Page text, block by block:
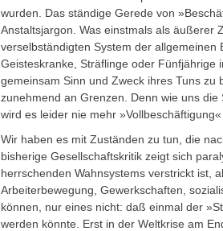
wurden. Das ständige Gerede von
Anstaltsjargon. Was einstmals als äußerer
verselbständigten System der
Geisteskranke, Sträflinge oder Fünfjährige
gemeinsam Sinn und Zweck ihres Tuns
zunehmend an Grenzen. Denn wie uns die
wird es leider nie mehr »Vollbeschäftigung«
Wir haben es mit Zuständen zu tun, die
bisherige Gesellschaftskritik zeigt sich
herrschenden Wahnsystems verstrickt ist,
Arbeiterbewegung, Gewerkschaften,
können, nur eines nicht: daß einmal der
werden könnte. Erst in der Weltkrise am